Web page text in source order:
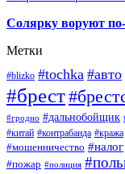
Солярку воруют
Метки
#blizko #tochka #авто
#брест
#гродно #дальнобойщик
#китай #контрабанда #кража
#мошенничество #налог
#пожар #полиция